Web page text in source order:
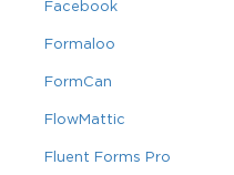
Facebook
Formaloo
FormCan
FlowMattic
Fluent Forms Pro